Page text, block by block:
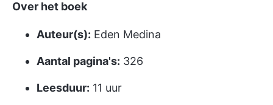
Over het boek
Auteur(s): Eden Medina
Aantal pagina's: 326
Leesduur: 11 uur